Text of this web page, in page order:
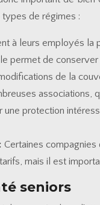
de régimes :
à leurs employés la
permet de
de la
associations,
protection
Certaines compagnies
mais il est
seniors